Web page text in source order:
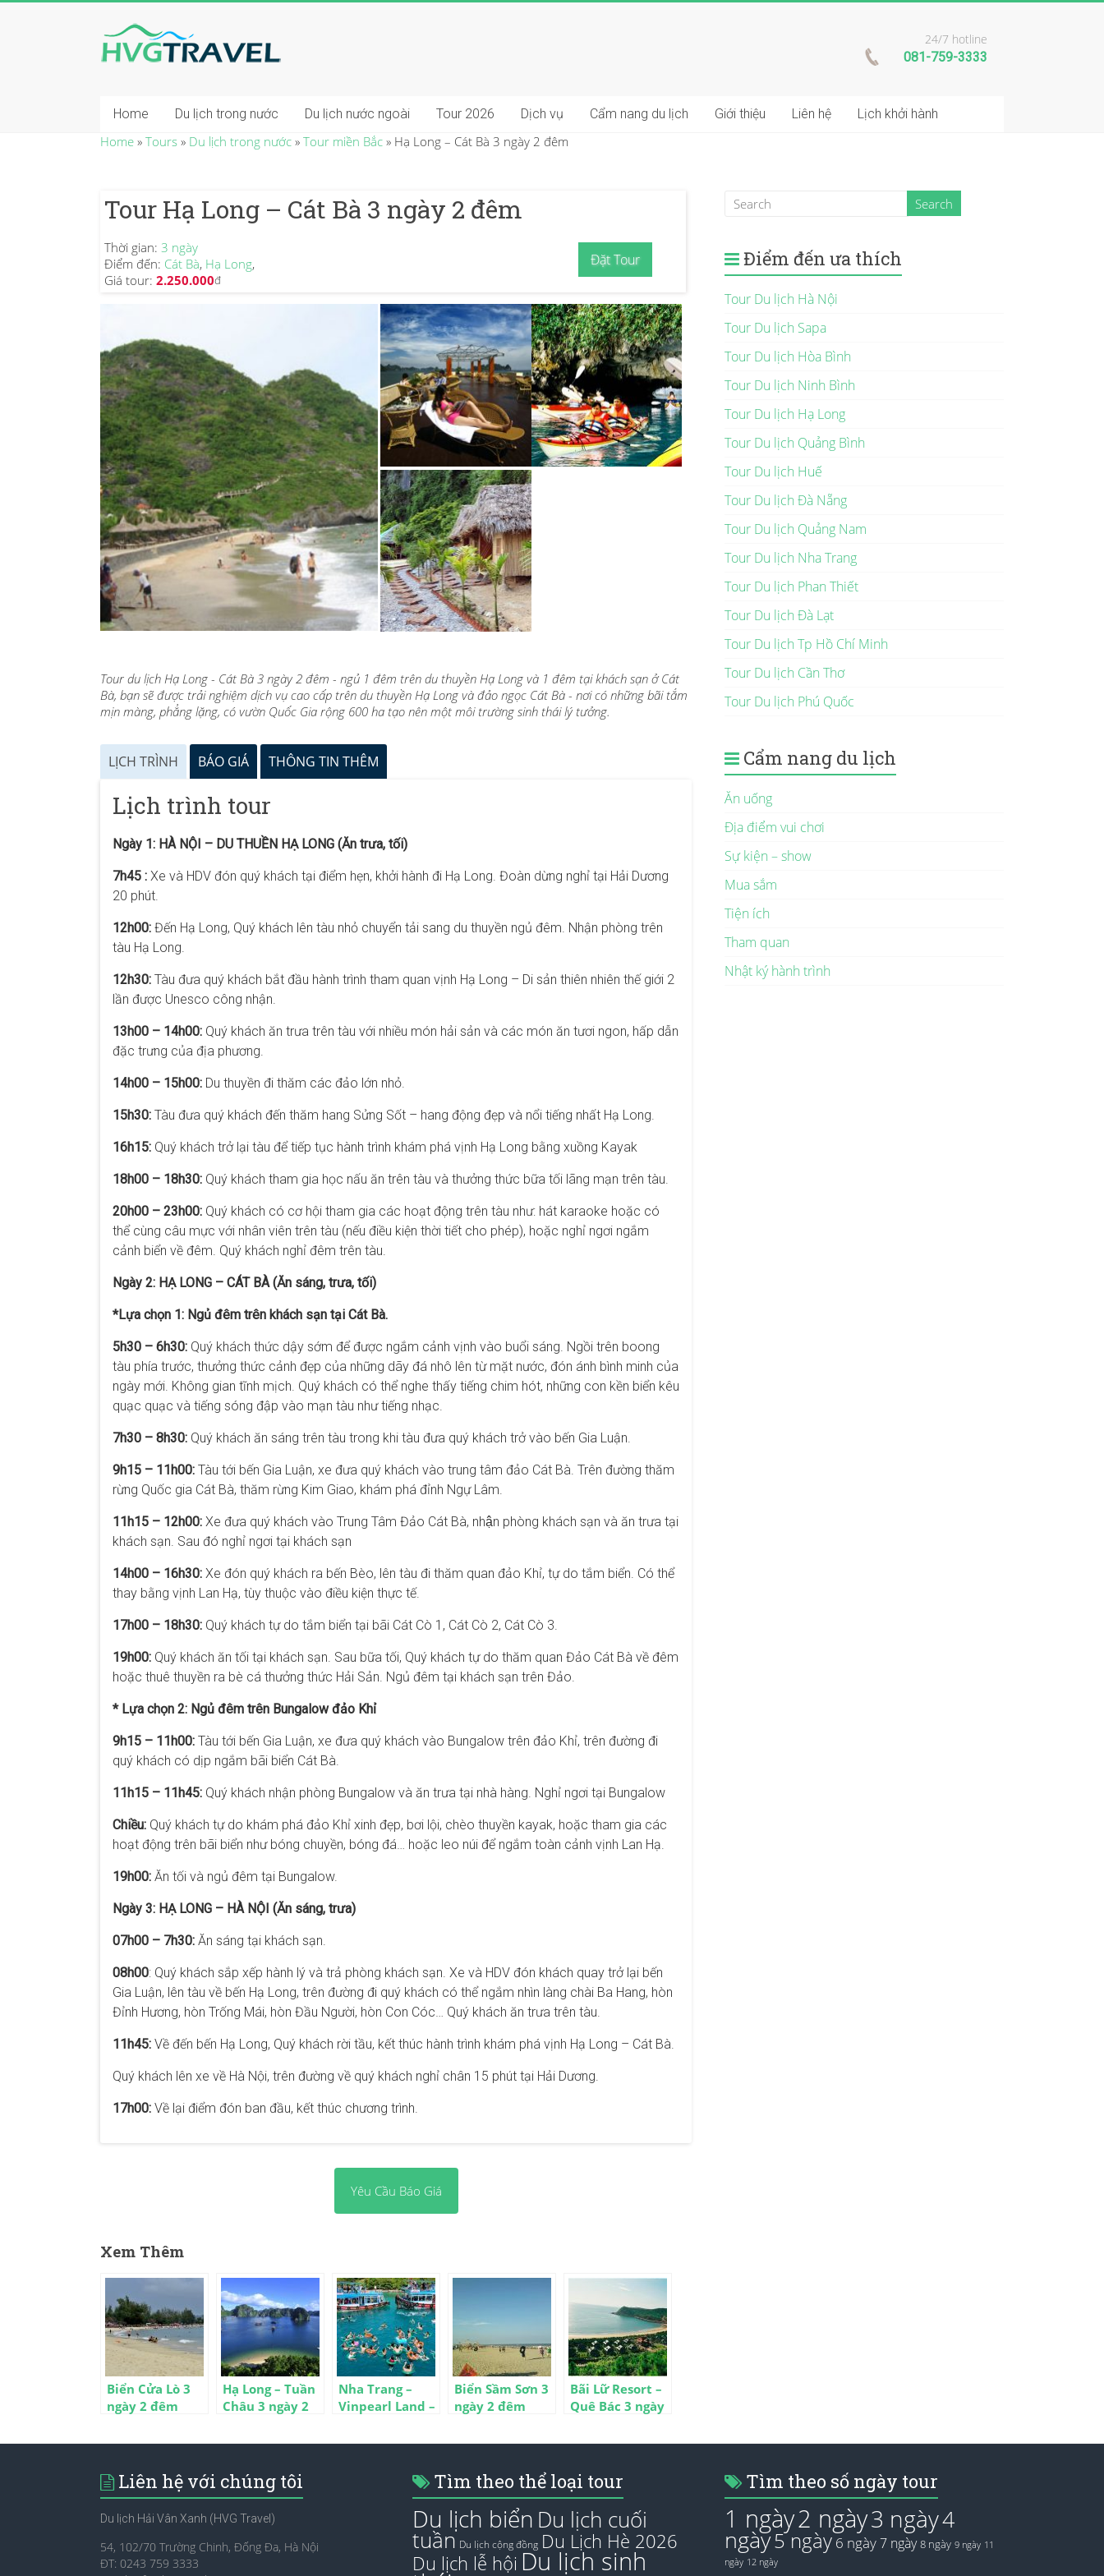
24/7 hotline
081-759-3333
Home Du lịch trong nước Du lịch nước ngoài Tour 2026 Dịch vụ Cẩm nang du lịch Giới thiệu Liên hệ Lịch khởi hành
Home » Tours » Du lịch trong nước » Tour miền Bắc » Hạ Long – Cát Bà 3 ngày 2 đêm
Tour Hạ Long – Cát Bà 3 ngày 2 đêm
Thời gian: 3 ngày
Điểm đến: Cát Bà, Hạ Long,
Giá tour: 2.250.000đ
Đặt Tour
Tour du lịch Hạ Long - Cát Bà 3 ngày 2 đêm - ngủ 1 đêm trên du thuyền Hạ Long và 1 đêm tại khách sạn ở Cát
Bà, bạn sẽ được trải nghiệm dịch vụ cao cấp trên du thuyền Hạ Long và đảo ngọc Cát Bà - nơi có những bãi tắm
mịn màng, phẳng lặng, có vườn Quốc Gia rộng 600 ha tạo nên một môi trường sinh thái lý tưởng.
LỊCH TRÌNH BÁO GIÁ THÔNG TIN THÊM
Lịch trình tour
Ngày 1: HÀ NỘI – DU THUỀN HẠ LONG (Ăn trưa, tối)
7h45 : Xe và HDV đón quý khách tại điểm hẹn, khởi hành đi Hạ Long. Đoàn dừng nghỉ tại Hải Dương
20 phút.
12h00: Đến Hạ Long, Quý khách lên tàu nhỏ chuyển tải sang du thuyền ngủ đêm. Nhận phòng trên
tàu Hạ Long.
12h30: Tàu đưa quý khách bắt đầu hành trình tham quan vịnh Hạ Long – Di sản thiên nhiên thế giới 2
lần được Unesco công nhận.
13h00 – 14h00: Quý khách ăn trưa trên tàu với nhiều món hải sản và các món ăn tươi ngon, hấp dẫn
đặc trưng của địa phương.
14h00 – 15h00: Du thuyền đi thăm các đảo lớn nhỏ.
15h30: Tàu đưa quý khách đến thăm hang Sửng Sốt – hang động đẹp và nổi tiếng nhất Hạ Long.
16h15: Quý khách trở lại tàu để tiếp tục hành trình khám phá vịnh Hạ Long bằng xuồng Kayak
18h00 – 18h30: Quý khách tham gia học nấu ăn trên tàu và thưởng thức bữa tối lãng mạn trên tàu.
20h00 – 23h00: Quý khách có cơ hội tham gia các hoạt động trên tàu như: hát karaoke hoặc có
thể cùng câu mực với nhân viên trên tàu (nếu điều kiện thời tiết cho phép), hoặc nghỉ ngơi ngắm
cảnh biển về đêm. Quý khách nghỉ đêm trên tàu.
Ngày 2: HẠ LONG – CÁT BÀ (Ăn sáng, trưa, tối)
*Lựa chọn 1: Ngủ đêm trên khách sạn tại Cát Bà.
5h30 – 6h30: Quý khách thức dậy sớm để được ngắm cảnh vịnh vào buổi sáng. Ngồi trên boong
tàu phía trước, thưởng thức cảnh đẹp của những dãy đá nhô lên từ mặt nước, đón ánh bình minh của
ngày mới. Không gian tĩnh mịch. Quý khách có thể nghe thấy tiếng chim hót, những con kền biển kêu
quạc quạc và tiếng sóng đập vào mạn tàu như tiếng nhạc.
7h30 – 8h30: Quý khách ăn sáng trên tàu trong khi tàu đưa quý khách trở vào bến Gia Luận.
9h15 – 11h00: Tàu tới bến Gia Luận, xe đưa quý khách vào trung tâm đảo Cát Bà. Trên đường thăm
rừng Quốc gia Cát Bà, thăm rừng Kim Giao, khám phá đỉnh Ngự Lâm.
11h15 – 12h00: Xe đưa quý khách vào Trung Tâm Đảo Cát Bà, nhận phòng khách sạn và ăn trưa tại
khách sạn. Sau đó nghỉ ngơi tại khách sạn
14h00 – 16h30: Xe đón quý khách ra bến Bèo, lên tàu đi thăm quan đảo Khỉ, tự do tắm biển. Có thể
thay bằng vịnh Lan Hạ, tùy thuộc vào điều kiện thực tế.
17h00 – 18h30: Quý khách tự do tắm biển tại bãi Cát Cò 1, Cát Cò 2, Cát Cò 3.
19h00: Quý khách ăn tối tại khách sạn. Sau bữa tối, Quý khách tự do thăm quan Đảo Cát Bà về đêm
hoặc thuê thuyền ra bè cá thưởng thức Hải Sản. Ngủ đêm tại khách sạn trên Đảo.
* Lựa chọn 2: Ngủ đêm trên Bungalow đảo Khỉ
9h15 – 11h00: Tàu tới bến Gia Luận, xe đưa quý khách vào Bungalow trên đảo Khỉ, trên đường đi
quý khách có dịp ngắm bãi biển Cát Bà.
11h15 – 11h45: Quý khách nhận phòng Bungalow và ăn trưa tại nhà hàng. Nghỉ ngơi tại Bungalow
Chiều: Quý khách tự do khám phá đảo Khỉ xinh đẹp, bơi lội, chèo thuyền kayak, hoặc tham gia các
hoạt động trên bãi biển như bóng chuyền, bóng đá… hoặc leo núi để ngắm toàn cảnh vịnh Lan Hạ.
19h00: Ăn tối và ngủ đêm tại Bungalow.
Ngày 3: HẠ LONG – HÀ NỘI (Ăn sáng, trưa)
07h00 – 7h30: Ăn sáng tại khách sạn.
08h00: Quý khách sắp xếp hành lý và trả phòng khách sạn. Xe và HDV đón khách quay trở lại bến
Gia Luận, lên tàu về bến Hạ Long, trên đường đi quý khách có thể ngắm nhìn làng chài Ba Hang, hòn
Đỉnh Hương, hòn Trống Mái, hòn Đầu Người, hòn Con Cóc… Quý khách ăn trưa trên tàu.
11h45: Về đến bến Hạ Long, Quý khách rời tầu, kết thúc hành trình khám phá vịnh Hạ Long – Cát Bà.
Quý khách lên xe về Hà Nội, trên đường về quý khách nghỉ chân 15 phút tại Hải Dương.
17h00: Về lại điểm đón ban đầu, kết thúc chương trình.
Yêu Cầu Báo Giá
Xem Thêm
Biển Cửa Lò 3
ngày 2 đêm
Hạ Long – Tuần
Châu 3 ngày 2
Nha Trang –
Vinpearl Land –
đêm
Biển Sầm Sơn 3
ngày 2 đêm
Bãi Lữ Resort –
Quê Bác 3 ngày
Điểm đến ưa thích
Tour Du lịch Hà Nội
Tour Du lịch Sapa
Tour Du lịch Hòa Bình
Tour Du lịch Ninh Bình
Tour Du lịch Hạ Long
Tour Du lịch Quảng Bình
Tour Du lịch Huế
Tour Du lịch Đà Nẵng
Tour Du lịch Quảng Nam
Tour Du lịch Nha Trang
Tour Du lịch Phan Thiết
Tour Du lịch Đà Lạt
Tour Du lịch Tp Hồ Chí Minh
Tour Du lịch Cần Thơ
Tour Du lịch Phú Quốc
Cẩm nang du lịch
Ăn uống
Địa điểm vui chơi
Sự kiện – show
Mua sắm
Tiện ích
Tham quan
Nhật ký hành trình
Liên hệ với chúng tôi
Du lịch Hải Vân Xanh (HVG Travel)
54, 102/70 Trường Chinh, Đống Đa, Hà Nội
ĐT: 0243 759 3333
Tìm theo thể loại tour
Du lịch biển Du lịch cuối
tuần Du lịch cộng đồng Du Lịch Hè 2026
Du lịch lễ hội Du lịch sinh
Tìm theo số ngày tour
1 ngày2 ngày3 ngày4
ngày5 ngày 6 ngày 7 ngày 8 ngày 9 ngày 11
ngày 12 ngày